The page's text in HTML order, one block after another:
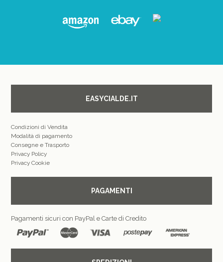
EASYCIALDE.IT
Condizioni di Vendita
Modalità di pagamento
Consegne e Trasporto
Privacy Policy
Privacy Cookie
PAGAMENTI
Pagamenti sicuri con PayPal e Carte di Credito